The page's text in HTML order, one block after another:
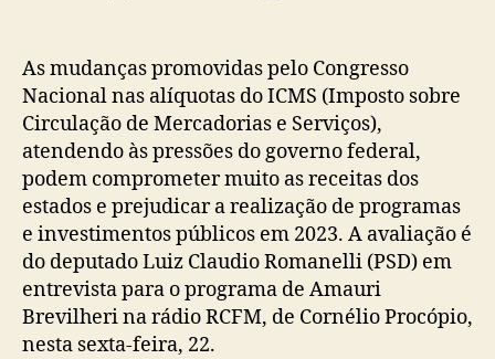
As mudanças promovidas pelo Congresso
Nacional nas alíquotas do ICMS (Imposto sobre
Circulação de Mercadorias e Serviços),
atendendo às pressões do governo federal,
podem comprometer muito as receitas dos
estados e prejudicar a realização de programas
e investimentos públicos em 2023. A avaliação é
do deputado Luiz Claudio Romanelli (PSD) em
entrevista para o programa de Amauri
Brevilheri na rádio RCFM, de Cornélio Procópio,
nesta sexta-feira, 22.